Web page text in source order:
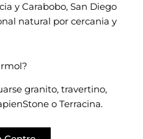
y Carabobo, San Diego
natural por cercania y
granito, travertino,
o Terracina.